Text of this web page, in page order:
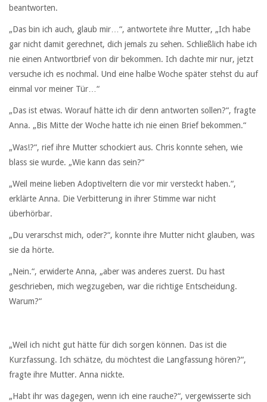
beantworten.
„Das bin ich auch, glaub mir…“, antwortete ihre Mutter, „Ich habe
gar nicht damit gerechnet, dich jemals zu sehen. Schließlich habe ich
nie einen Antwortbrief von dir bekommen. Ich dachte mir nur, jetzt
versuche ich es nochmal. Und eine halbe Woche später stehst du auf
einmal vor meiner Tür…“
„Das ist etwas. Worauf hätte ich dir denn antworten sollen?“, fragte
Anna. „Bis Mitte der Woche hatte ich nie einen Brief bekommen.“
„Was!?“, rief ihre Mutter schockiert aus. Chris konnte sehen, wie
blass sie wurde. „Wie kann das sein?“
„Weil meine lieben Adoptiveltern die vor mir versteckt haben.“,
erklärte Anna. Die Verbitterung in ihrer Stimme war nicht
überhörbar.
„Du verarschst mich, oder?“, konnte ihre Mutter nicht glauben, was
sie da hörte.
„Nein.“, erwiderte Anna, „aber was anderes zuerst. Du hast
geschrieben, mich wegzugeben, war die richtige Entscheidung.
Warum?“
„Weil ich nicht gut hätte für dich sorgen können. Das ist die
Kurzfassung. Ich schätze, du möchtest die Langfassung hören?“,
fragte ihre Mutter. Anna nickte.
„Habt ihr was dagegen, wenn ich eine rauche?“, vergewisserte sich